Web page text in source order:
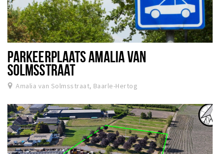
PARKEERPLAATS AMALIA VAN
SOLMSSTRAAT
Amalia van Solmsstraat, Baarle-Hertog